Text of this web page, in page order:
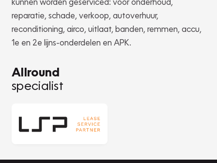
reparatie, schade, verkoop, autoverhuur,
reconditioning, airco, uitlaat, banden, remmen, accu,
1e en 2e lijns-onderdelen en APK.
Allround
specialist